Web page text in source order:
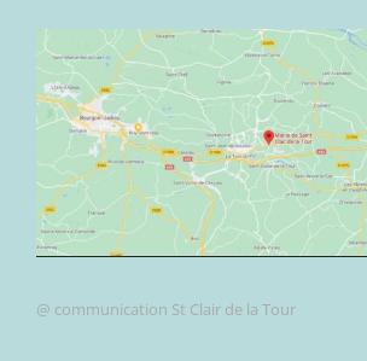
@ communication St Clair de la Tour